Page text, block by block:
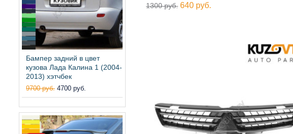
Бампер задний в цвет
кузова Лада Калина 1 (2004-
2013) хэтчбек
9700 руб. 4700 руб.
1300 руб. 640 руб.